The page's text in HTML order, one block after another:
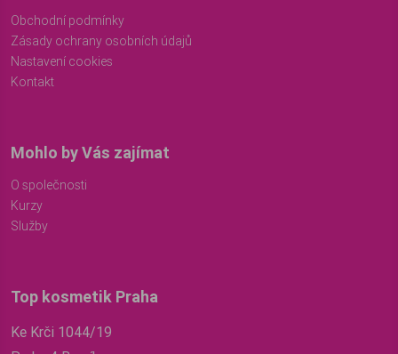
Obchodní podmínky
Zásady ochrany osobních údajů
Nastavení cookies
Kontakt
Mohlo by Vás zajímat
O společnosti
Kurzy
Služby
Top kosmetik Praha
Ke Krči 1044/19